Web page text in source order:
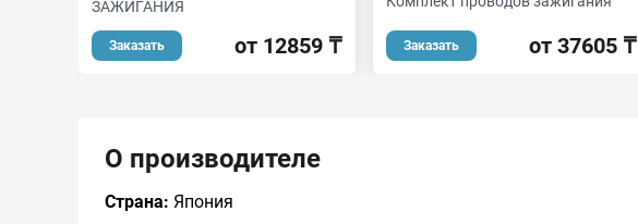
ЗАЖИГАНИЯ
Заказать от 12859 ₸ Заказать от 37605 ₸
О производителе
Страна: Япония